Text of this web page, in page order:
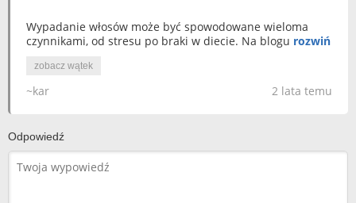
Wypadanie włosów może być spowodowane wieloma
czynnikami, od stresu po braki w diecie. Na blogu rozwiń
zobacz wątek
2 lata temu
~kar
Odpowiedź